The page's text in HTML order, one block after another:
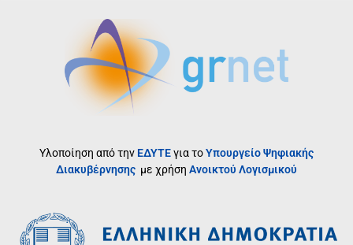
Υλοποίηση από την ΕΔΥΤΕγια τοΥπουργείο Ψηφιακής
Διακυβέρνησης με χρήση Ανοικτού Λογισμικού